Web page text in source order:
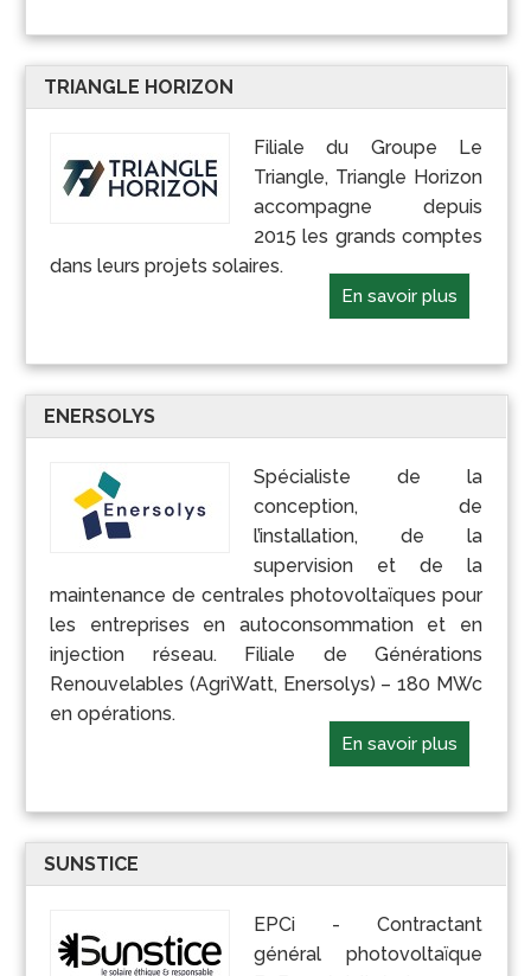
TRIANGLE HORIZON
Filiale du Groupe Le
Triangle, Triangle Horizon
accompagne depuis
2015 les grands comptes
dans leurs projets solaires.
En savoir plus
ENERSOLYS
Spécialiste de la
conception, de
l’installation, de la
supervision et de la
maintenance de centrales photovoltaïques pour
les entreprises en autoconsommation et en
injection réseau. Filiale de Générations
Renouvelables (AgriWatt, Enersolys) – 180 MWc
en opérations.
En savoir plus
SUNSTICE
EPCi - Contractant
général photovoltaïque